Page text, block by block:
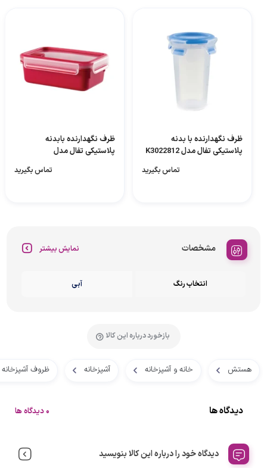
ظرف نگهدارنده با بدنه
پلاستیکی تفال مدل K3022812
تماس بگیرید
ظرف نگهدارنده بابدنه
پلاستیکی تفال مدل
K3102312مناسب برای قرار دادن
تماس بگیرید
مشخصات نمایش بیشتر
انتخاب رنگ آبی
بازخورد درباره این کالا
هستش خانه و آشپزخانه آشپزخانه ظروف آشپزخانه
دیدگاه ها 0 دیدگاه ها
دیدگاه خود را درباره این کالا بنویسید